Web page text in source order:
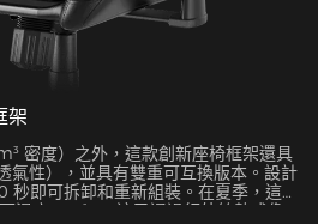
架
密度）之外，這款創新座椅框架還具
氣性），並具有雙重可互換版本。設計
即可拆卸和重新組裝。在夏季，這種
溫度 5-8°C，這已通過紅外線熱成像